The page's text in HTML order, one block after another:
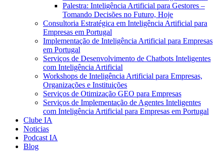
Palestra: Inteligência Artificial para Gestores –
Tomando Decisões no Futuro, Hoje
Consultoria Estratégica em Inteligência Artificial para
Empresas em Portugal
Implementação de Inteligência Artificial para Empresas
em Portugal
Serviços de Desenvolvimento de Chatbots Inteligentes
com Inteligência Artificial
Workshops de Inteligência Artificial para Empresas,
Organizações e Instituições
Serviços de Otimização GEO para Empresas
Serviços de Implementação de Agentes Inteligentes
com Inteligência Artificial para Empresas em Portugal
Clube IA
Noticias
Podcast IA
Blog